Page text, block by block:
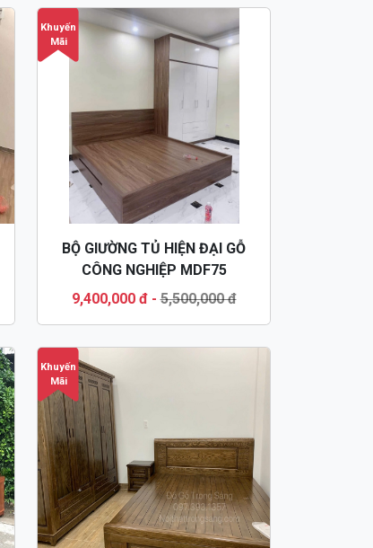
Khuyến
Mãi
BỘ GIƯỜNG TỦ HIỆN ĐẠI GỖ
CÔNG NGHIỆP MDF75
9,400,000 đ-5,500,000 đ
Khuyến
Mãi